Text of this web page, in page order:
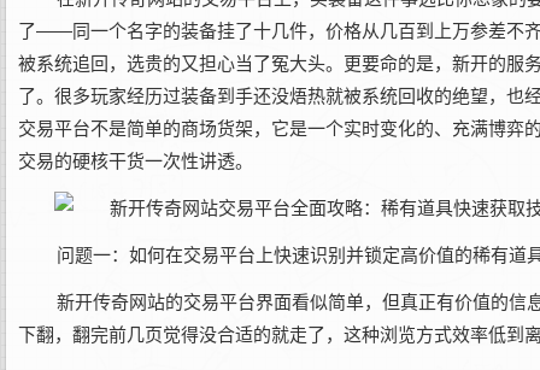
了——同一个名字的装备挂了十几件，价格从几百到上万参差不
被系统追回，选贵的又担心当了冤大头。更要命的是，新开的服
了。很多玩家经历过装备到手还没焐热就被系统回收的绝望，
交易平台不是简单的商场货架，它是一个实时变化的、充满博
交易的硬核干货一次性讲透。
问题一：如何在交易平台上快速识别并锁定高价值的稀有道
新开传奇网站的交易平台界面看似简单，但真正有价值的
下翻，翻完前几页觉得没合适的就走了，这种浏览方式效率低到